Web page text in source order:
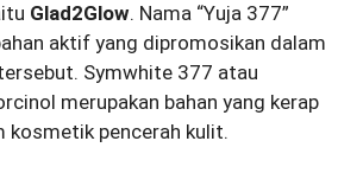
Glad2Glow. Nama “Yuja 377”
aktif yang dipromosikan dalam
Symwhite 377 atau
merupakan bahan yang kerap
kosmetik pencerah kulit.